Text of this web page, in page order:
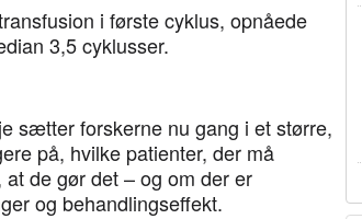
i første cyklus, opnåede
3,5 cyklusser.
sætter forskerne nu gang i et større,
på, hvilke patienter, der må
de gør det – og om der er
og behandlingseffekt.